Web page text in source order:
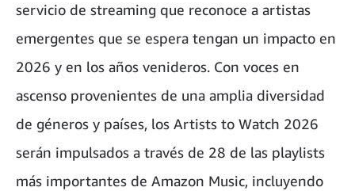
servicio de streaming que reconoce a artistas
emergentes que se espera tengan un impacto en
2026 y en los años venideros. Con voces en
ascenso provenientes de una amplia diversidad
de géneros y países, los Artists to Watch 2026
serán impulsados a través de 28 de las playlists
más importantes de Amazon Music, incluyendo